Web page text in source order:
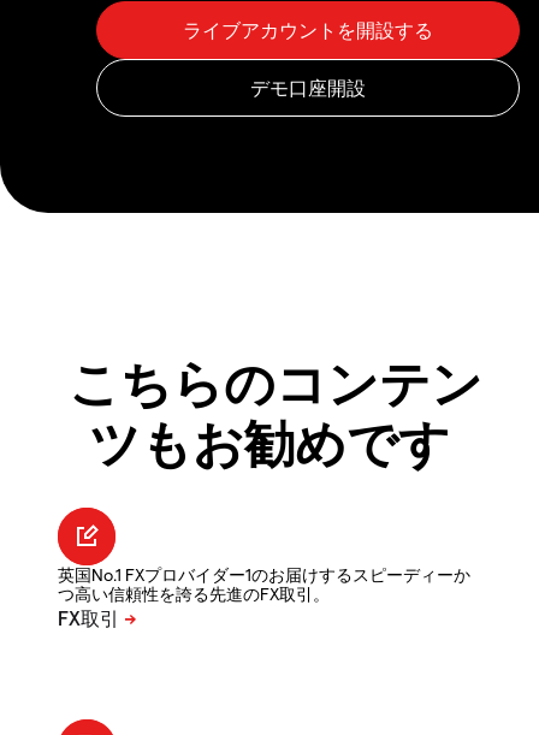
こちらのコンテン
ツもお勧めです
英国No.1 FXプロバイダー1のお届けするスピーディーか
つ高い信頼性を誇る先進のFX取引。